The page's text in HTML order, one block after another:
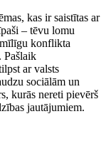
kas ir saistītas ar
– tēvu lomu
konflikta
Pašlaik
arvalsts
sociālām un
kurās nereti pievērš
jautājumiem.